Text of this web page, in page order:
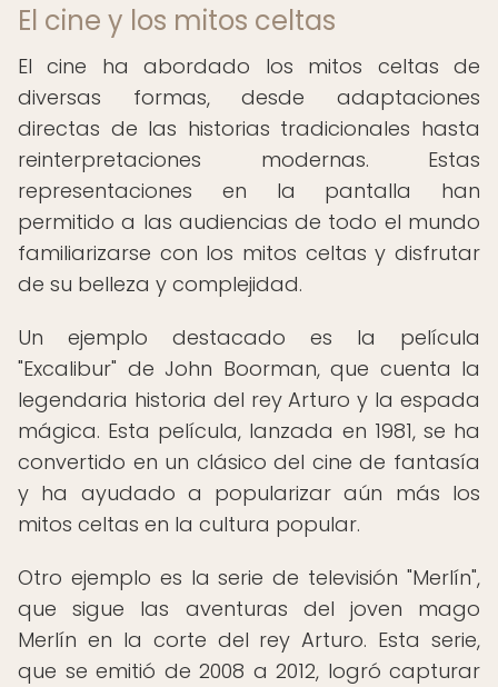
El cine y los mitos celtas
El cine ha abordado los mitos celtas de
diversas formas, desde adaptaciones
directas de las historias tradicionales hasta
reinterpretaciones modernas. Estas
representaciones en la pantalla han
permitido a las audiencias de todo el mundo
familiarizarse con los mitos celtas y disfrutar
de su belleza y complejidad.
Un ejemplo destacado es la película
"Excalibur" de John Boorman, que cuenta la
legendaria historia del rey Arturo y la espada
mágica. Esta película, lanzada en 1981, se ha
convertido en un clásico del cine de fantasía
y ha ayudado a popularizar aún más los
mitos celtas en la cultura popular.
Otro ejemplo es la serie de televisión "Merlín",
que sigue las aventuras del joven mago
Merlín en la corte del rey Arturo. Esta serie,
que se emitió de 2008 a 2012, logró capturar